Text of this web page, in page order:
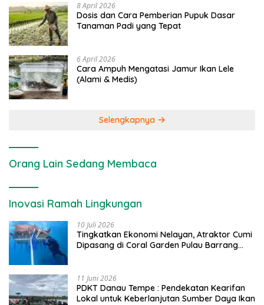
8 April 2026
Dosis dan Cara Pemberian Pupuk Dasar
Tanaman Padi yang Tepat
6 April 2026
Cara Ampuh Mengatasi Jamur Ikan Lele
(Alami & Medis)
Selengkapnya
Orang Lain Sedang Membaca
Inovasi Ramah Lingkungan
10 Juli 2026
Tingkatkan Ekonomi Nelayan, Atraktor Cumi
Dipasang di Coral Garden Pulau Barrang
11 Juni 2026
PDKT Danau Tempe : Pendekatan Kearifan
Lokal untuk Keberlanjutan Sumber Daya Ikan